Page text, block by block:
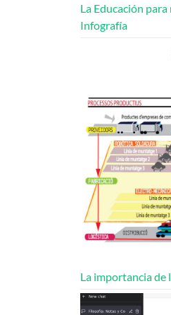
La Educación
Infografía
La importancia de